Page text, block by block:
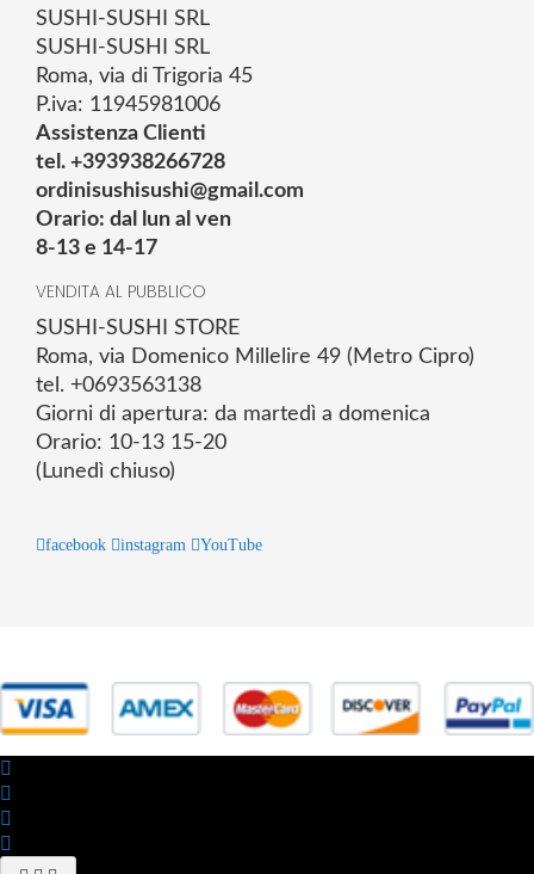
SUSHI-SUSHI SRL
SUSHI-SUSHI SRL
Roma, via di Trigoria 45
P.iva: 11945981006
Assistenza Clienti
tel. +393938266728
ordinisushisushi@gmail.com
Orario: dal lun al ven
8-13 e 14-17
VENDITA AL PUBBLICO
SUSHI-SUSHI STORE
Roma, via Domenico Millelire 49 (Metro Cipro)
tel. +0693563138
Giorni di apertura: da martedì a domenica
Orario: 10-13 15-20
(Lunedì chiuso)
facebook instagram YouTube